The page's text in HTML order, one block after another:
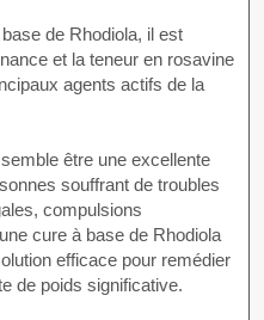
de Rhodiola, il est
et la teneur en rosavine
agents actifs de la
être une excellente
souffrant de troubles
compulsions
cure à base de Rhodiola
efficace pour remédier
de poids significative.